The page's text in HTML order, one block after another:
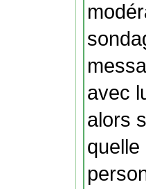
avec
alors